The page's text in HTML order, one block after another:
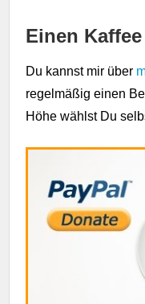
Einen
Du kannst mir über
regelmäßig einen
Höhe wählst Du